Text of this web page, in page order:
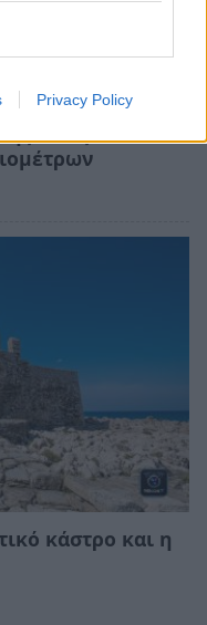
Privacy Policy
Ένας
κάστρο και η